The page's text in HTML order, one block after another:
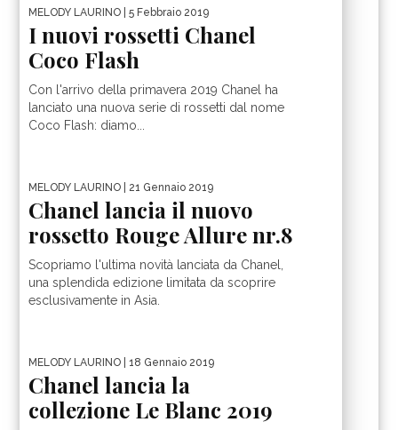
MELODY LAURINO | 5 Febbraio 2019
I nuovi rossetti Chanel
Coco Flash
Con l'arrivo della primavera 2019 Chanel ha
lanciato una nuova serie di rossetti dal nome
Coco Flash: diamo...
MELODY LAURINO | 21 Gennaio 2019
Chanel lancia il nuovo
rossetto Rouge Allure nr.8
Scopriamo l'ultima novità lanciata da Chanel,
una splendida edizione limitata da scoprire
esclusivamente in Asia.
MELODY LAURINO | 18 Gennaio 2019
Chanel lancia la
collezione Le Blanc 2019